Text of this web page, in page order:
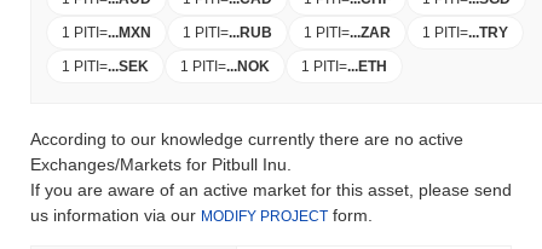
1 PITI =...MXN 1 PITI =...RUB 1 PITI =...ZAR 1 PITI =...TRY
1 PITI =...SEK 1 PITI =...NOK 1 PITI =...ETH
According to our knowledge currently there are no active
Exchanges/Markets for Pitbull Inu.
If you are aware of an active market for this asset, please send
us information via our MODIFY PROJECT form.